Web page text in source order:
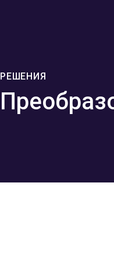
РЕШЕНИЯ